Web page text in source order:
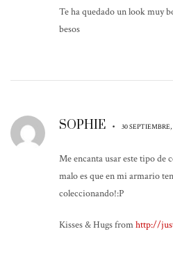
Te ha quedado un look muy
besos
SOPHIE • 30 SEPTIEMBRE,
Me encanta usar este tipo de
malo es que en mi armario
coleccionando!:P
Kisses & Hugs fromhttp://